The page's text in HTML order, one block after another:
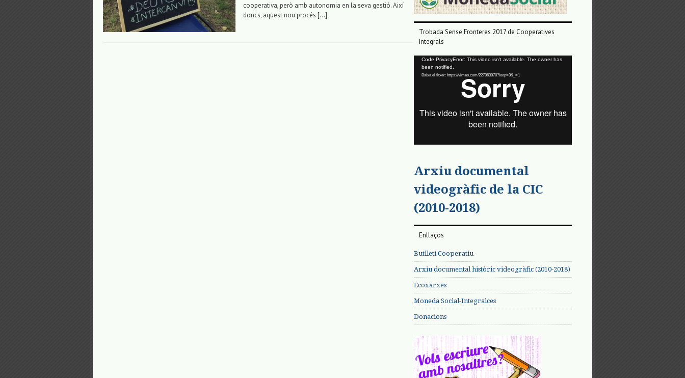
cooperativa, però amb autonomia en la seva gestió. Així
doncs, aquest nou procés […]
Trobada Sense Fronteres 2017 de Cooperatives
Integrals
Reproductor
vídeo
Code PrivacyError: This video isn't available. The owner has
been notified.
Baixa el fitxer: https://vimeo.com/227063970?loop=0&_=1
Arxiu documental
videogràfic de la CIC
(2010-2018)
Enllaços
Butlletí Cooperatiu
Arxiu documental històric videogràfic (2010-2018)
Ecoxarxes
Moneda Social-Integralces
Donacions